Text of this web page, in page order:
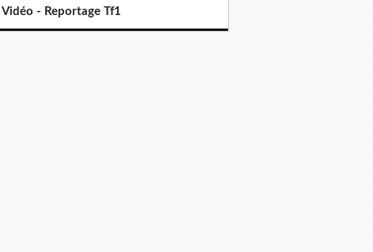
Vidéo - Reportage Tf1